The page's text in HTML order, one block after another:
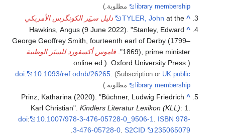
library membership
مطلوبة.)
^
TYLER, John at the
دليل سـِيَر الكونگرس الأمريكي
^
Hawkins, Angus (9 June 2022). "Stanley, Edward
George Geoffrey Smith, fourteenth earl of Derby (1799–
1869), prime minister".
قاموس أكسفورد للسيَر الوطنية
(online ed.). Oxford University Press.
doi: 10.1093/ref:odnb/26265. (Subscription or UK public
library membership
مطلوبة.)
^
Prinz, Katharina (2020). "Büchner, Ludwig Friedrich
Karl Christian".Kindlers Literatur Lexikon (KLL): 1.
doi: 10.1007/978-3-476-05728-0_9506-1 ISBN 978-
3-476-05728-0 .S2CID 235065079
.